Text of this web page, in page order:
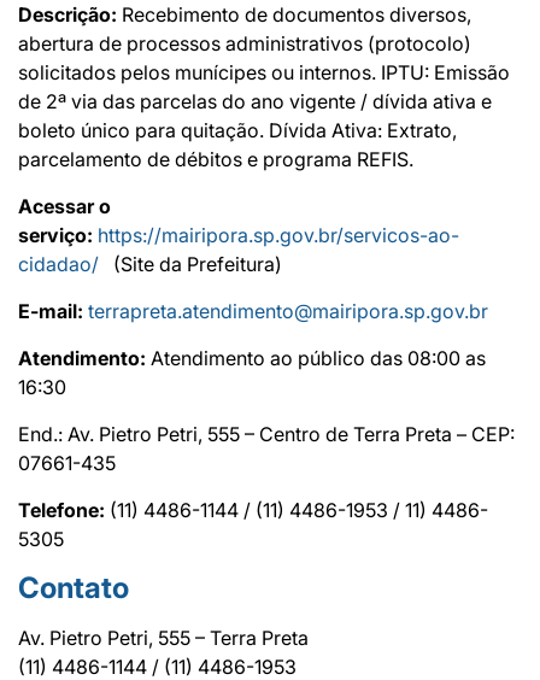
Descrição: Recebimento de documentos diversos,
abertura de processos administrativos (protocolo)
solicitados pelos munícipes ou internos. IPTU: Emissão
de 2ª via das parcelas do ano vigente / dívida ativa e
boleto único para quitação. Dívida Ativa: Extrato,
parcelamento de débitos e programa REFIS.
Acessar o
serviço: https://mairipora.sp.gov.br/servicos-ao-
cidadao/ (Site da Prefeitura)
E-mail: terrapreta.atendimento@mairipora.sp.gov.br
Atendimento: Atendimento ao público das 08:00 as
16:30
End.: Av. Pietro Petri, 555 – Centro de Terra Preta – CEP:
07661-435
Telefone: (11) 4486-1144 / (11) 4486-1953 / 11) 4486-
5305
Contato
Av. Pietro Petri, 555 – Terra Preta
(11) 4486-1144 / (11) 4486-1953